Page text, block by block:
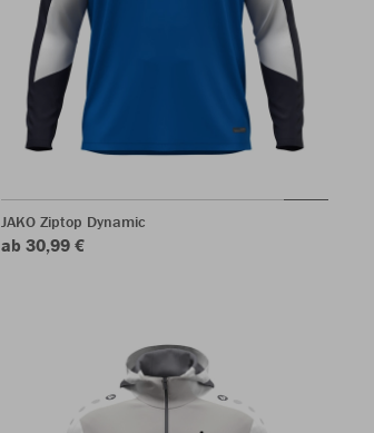
JAKO Ziptop Dynamic
ab 30,99 €